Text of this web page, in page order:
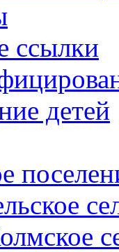
ссылки
детей